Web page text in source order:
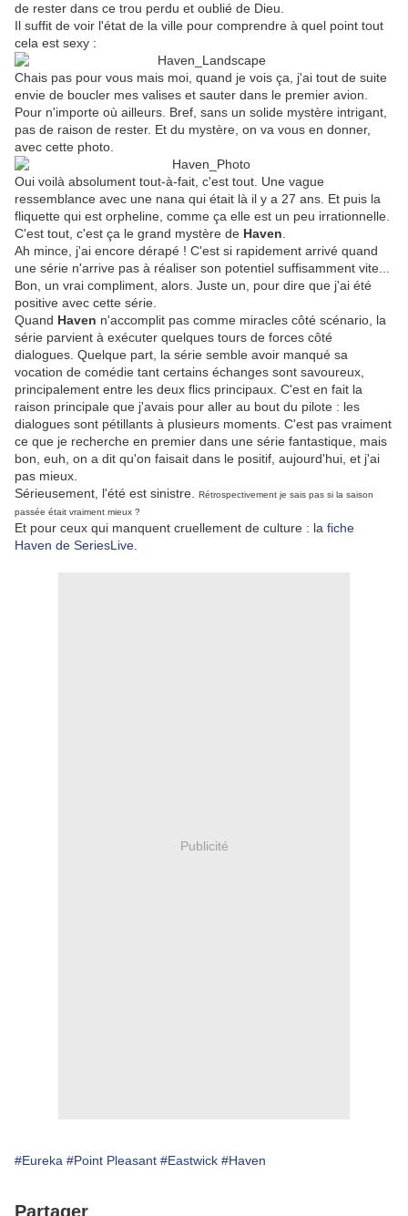
de rester dans ce trou perdu et oublié de Dieu.
Il suffit de voir l'état de la ville pour comprendre à quel point tout
cela est sexy :
Chais pas pour vous mais moi, quand je vois ça, j'ai tout de suite
envie de boucler mes valises et sauter dans le premier avion.
Pour n'importe où ailleurs. Bref, sans un solide mystère intrigant,
pas de raison de rester. Et du mystère, on va vous en donner,
avec cette photo.
Oui voilà absolument tout-à-fait, c'est tout. Une vague
ressemblance avec une nana qui était là il y a 27 ans. Et puis la
fliquette qui est orpheline, comme ça elle est un peu irrationnelle.
C'est tout, c'est ça le grand mystère de Haven
Ah mince, j'ai encore dérapé ! C'est si rapidement arrivé quand
une série n'arrive pas à réaliser son potentiel suffisamment vite...
Bon, un vrai compliment, alors. Juste un, pour dire que j'ai été
positive avec cette série.
Quand Haven n'accomplit pas comme miracles côté scénario, la
série parvient à exécuter quelques tours de forces côté
dialogues. Quelque part, la série semble avoir manqué sa
vocation de comédie tant certains échanges sont savoureux,
principalement entre les deux flics principaux. C'est en fait la
raison principale que j'avais pour aller au bout du pilote : les
dialogues sont pétillants à plusieurs moments. C'est pas vraiment
ce que je recherche en premier dans une série fantastique, mais
bon, euh, on a dit qu'on faisait dans le positif, aujourd'hui, et j'ai
pas mieux.
Sérieusement, l'été est sinistre.
Rétrospectivement je sais pas si la saison
passée était vraiment mieux ?
Et pour ceux qui manquent cruellement de culture : la fiche
Haven de SeriesLive
Publicité
#Eureka #Point Pleasant #Eastwick #Haven
Partager